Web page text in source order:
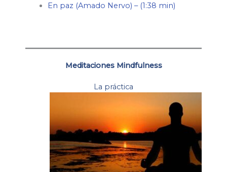
En paz (Amado Nervo) – (1:38 min)
Meditaciones Mindfulness
La práctica